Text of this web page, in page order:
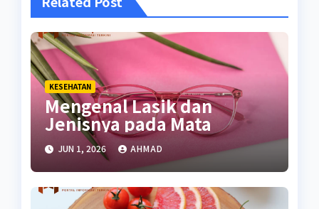
KESEHATAN
Mengenal Lasik dan
Jenisnya pada Mata
JUN 1, 2026 AHMAD